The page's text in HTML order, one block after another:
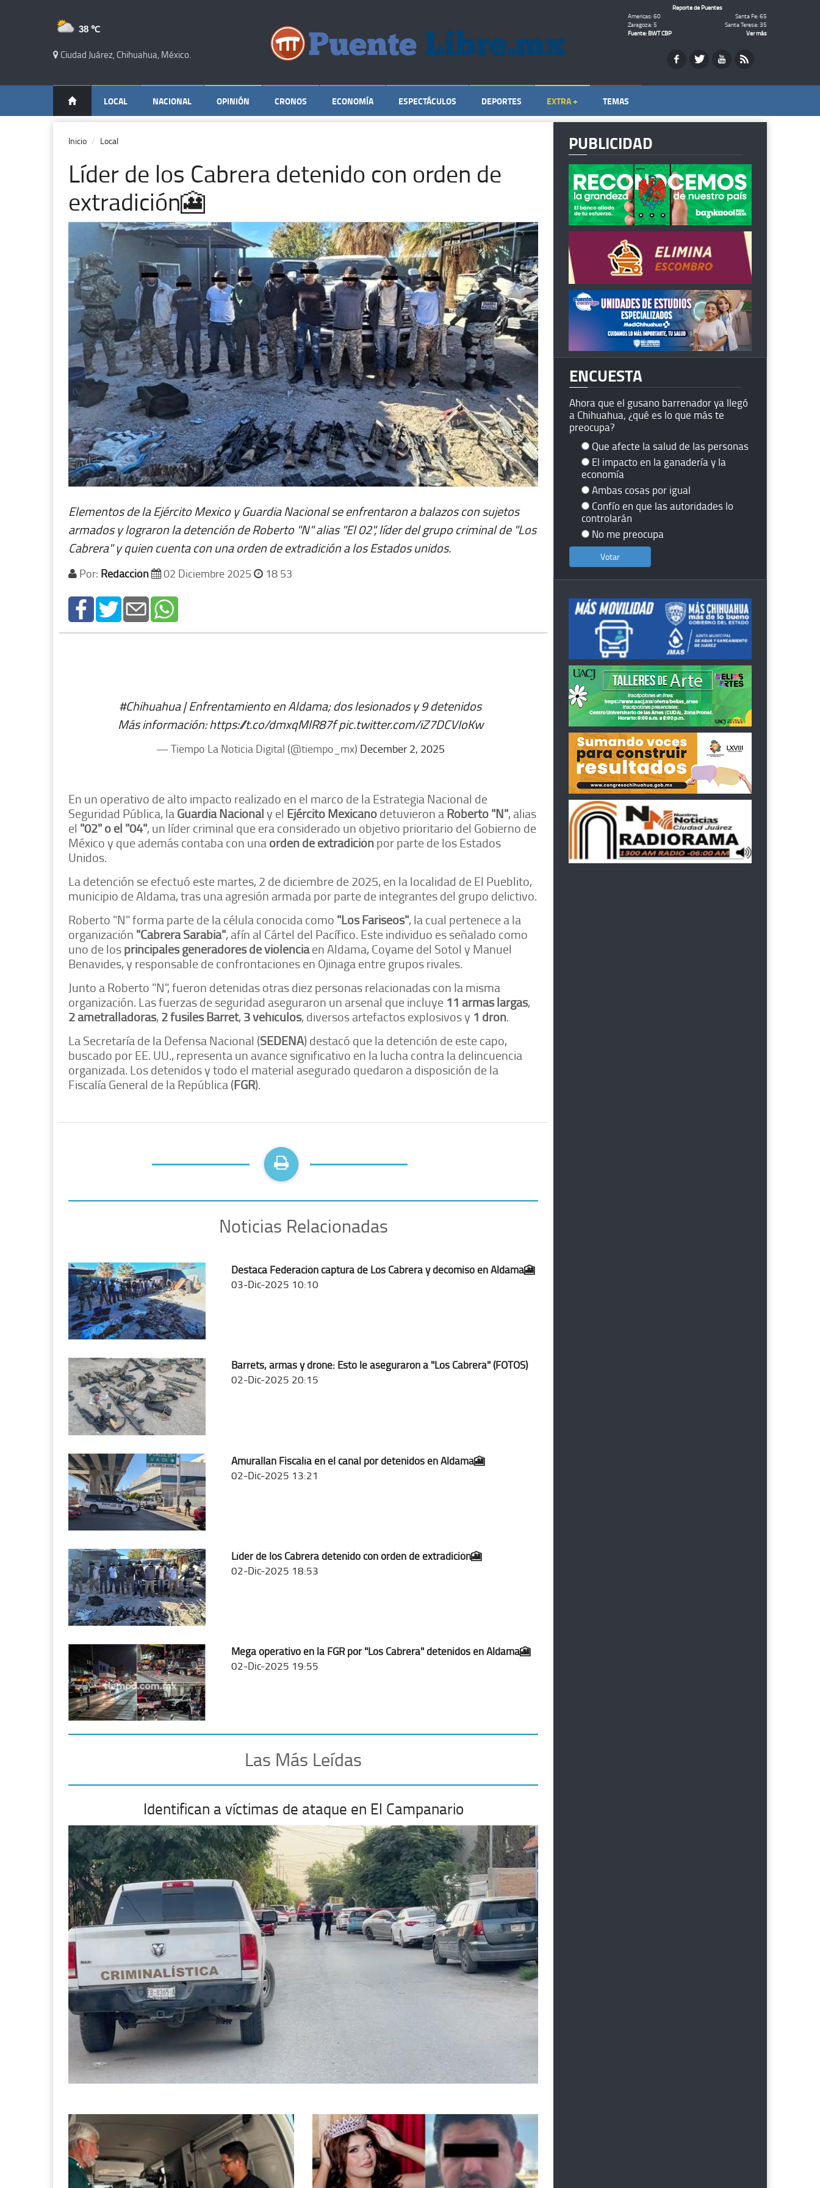
38 ℃
Ciudad Juárez, Chihuahua, México.
Reporte de Puentes
Americas: 60
Santa Fe: 65
Zaragoza: 5
Santa Teresa: 35
Fuente: BWT CBP
Ver más
LOCAL NACIONAL OPINIÓN CRONOS ECONOMÍA ESPECTÁCULOS DEPORTES EXTRA + TEMAS
Inicio Local
Líder de los Cabrera detenido con orden de
extradición🎦
Elementos de la Ejército Mexico y Guardia Nacional se enfrentaron a balazos con sujetos
armados y lograron la detención de Roberto "N" alias "El 02", líder del grupo criminal de "Los
Cabrera" y quien cuenta con una orden de extradición a los Estados unidos.
Por: Redacción 02 Diciembre 2025 18 53
#Chihuahua| Enfrentamiento en Aldama; dos lesionados y 9 detenidos
Más información:https://t.co/dmxqMlR87fpic.twitter.com/iZ7DCVIoKw
— Tiempo La Noticia Digital (@tiempo_mx) December 2, 2025
En un operativo de alto impacto realizado en el marco de la Estrategia Nacional de
Seguridad Pública, la Guardia Nacionaly el Ejército Mexicanodetuvieron a Roberto "N", alias
el "02" o el "04", un líder criminal que era considerado un objetivo prioritario del Gobierno de
México y que además contaba con una orden de extradiciónpor parte de los Estados
Unidos.
La detención se efectuó este martes, 2 de diciembre de 2025, en la localidad de El Pueblito,
municipio de Aldama, tras una agresión armada por parte de integrantes del grupo delictivo.
Roberto "N" forma parte de la célula conocida como "Los Fariseos", la cual pertenece a la
organización "Cabrera Sarabia", afín al Cártel del Pacífico. Este individuo es señalado como
uno de losprincipales generadores de violenciaen Aldama, Coyame del Sotol y Manuel
Benavides, y responsable de confrontaciones en Ojinaga entre grupos rivales.
Junto a Roberto "N", fueron detenidas otras diez personas relacionadas con la misma
organización. Las fuerzas de seguridad aseguraron un arsenal que incluye 11 armas largas,
2 ametralladoras, 2 fusiles Barret, 3 vehículos, diversos artefactos explosivos y 1 dron.
La Secretaría de la Defensa Nacional (SEDENA) destacó que la detención de este capo,
buscado por EE. UU., representa un avance significativo en la lucha contra la delincuencia
organizada. Los detenidos y todo el material asegurado quedaron a disposición de la
Fiscalía General de la República (FGR).
Noticias Relacionadas
Destaca Federación captura de Los Cabrera y decomiso en Aldama🎦
03-Dic-2025 10:10
Barrets, armas y drone: Esto le aseguraron a "Los Cabrera" (FOTOS)
02-Dic-2025 20:15
Amurallan Fiscalía en el canal por detenidos en Aldama🎦
02-Dic-2025 13:21
Líder de los Cabrera detenido con orden de extradición🎦
02-Dic-2025 18:53
Mega operativo en la FGR por "Los Cabrera" detenidos en Aldama🎦
02-Dic-2025 19:55
Las Más Leídas
Identifican a víctimas de ataque en El Campanario
PUBLICIDAD
ENCUESTA
Ahora que el gusano barrenador ya llegó
a Chihuahua, ¿qué es lo que más te
preocupa?
Que afecte la salud de las personas
El impacto en la ganadería y la
economía
Ambas cosas por igual
Confío en que las autoridades lo
controlarán
No me preocupa